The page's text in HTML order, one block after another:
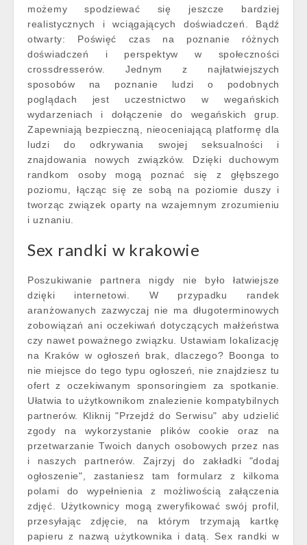
możemy spodziewać się jeszcze bardziej
realistycznych i wciągających doświadczeń. Bądź
otwarty: Poświęć czas na poznanie różnych
doświadczeń i perspektyw w społeczności
crossdresserów. Jednym z najłatwiejszych
sposobów na poznanie ludzi o podobnych
poglądach jest uczestnictwo w wegańskich
wydarzeniach i dołączenie do wegańskich grup.
Zapewniają bezpieczną, nieoceniającą platformę dla
ludzi do odkrywania swojej seksualności i
znajdowania nowych związków. Dzięki duchowym
randkom osoby mogą poznać się z głębszego
poziomu, łącząc się ze sobą na poziomie duszy i
tworząc związek oparty na wzajemnym zrozumieniu
i uznaniu.
Sex randki w krakowie
Poszukiwanie partnera nigdy nie było łatwiejsze
dzięki internetowi. W przypadku randek
aranżowanych zazwyczaj nie ma długoterminowych
zobowiązań ani oczekiwań dotyczących małżeństwa
czy nawet poważnego związku. Ustawiam lokalizację
na Kraków w ogłoszeń brak, dlaczego? Boonga to
nie miejsce do tego typu ogłoszeń, nie znajdziesz tu
ofert z oczekiwanym sponsoringiem za spotkanie.
Ułatwia to użytkownikom znalezienie kompatybilnych
partnerów. Kliknij "Przejdź do Serwisu" aby udzielić
zgody na wykorzystanie plików cookie oraz na
przetwarzanie Twoich danych osobowych przez nas
i naszych partnerów. Zajrzyj do zakładki "dodaj
ogłoszenie", zastaniesz tam formularz z kilkoma
polami do wypełnienia z możliwością załączenia
zdjęć. Użytkownicy mogą zweryfikować swój profil,
przesyłając zdjęcie, na którym trzymają kartkę
papieru z nazwą użytkownika i datą. Sex randki w